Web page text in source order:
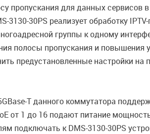
пропускания для данных сервисов
3130-30PS реализует обработку
группы к одному
полосы пропускания и повышения
предустановленные настройки
T данного коммутатора
от 1 до 16 подают питание
подключать к DMS-3130-30PS